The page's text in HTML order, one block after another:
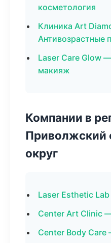
косметология
Клиника Art
Антивозрастные
Laser Care Glow
макияж
Компании в
Приволжский
округ
Laser Esthetic
Center Art Clinic
Center Body